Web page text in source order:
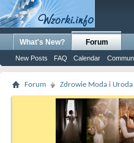
What's New? Forum
New Posts FAQ Calendar
Forum Zdrowie Moda i Uroda